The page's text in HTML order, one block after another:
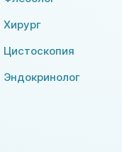
Хирург
Цистоскопия
Эндокринолог